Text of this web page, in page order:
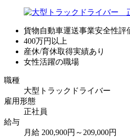
貨物自動車運送事業安全性評
400万円以上
産休/育休取得実績あり
女性活躍の職場
職種
大型トラックドライバー
雇用形態
正社員
給与
月給 200,900円～209,000円